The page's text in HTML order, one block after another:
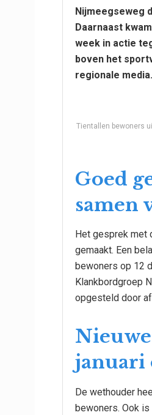
Nijmeegseweg
Daarnaast
week in actie
boven het
regionale media.
Tientallen bewoners
Goed
samen
Het gesprek met
gemaakt. Een
bewoners op 12
Klankbordgroep
opgesteld door
januari
De wethouder
bewoners. Ook